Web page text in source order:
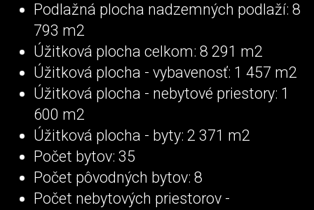
Podlažná plocha nadzemných podlaží: 8
793 m2
Úžitková plocha celkom: 8 291 m2
Úžitková plocha - vybavenosť: 1 457 m2
Úžitková plocha - nebytové priestory: 1
600 m2
Úžitková plocha - byty: 2 371 m2
Počet bytov: 35
Počet pôvodných bytov: 8
Počet nebytových priestorov -